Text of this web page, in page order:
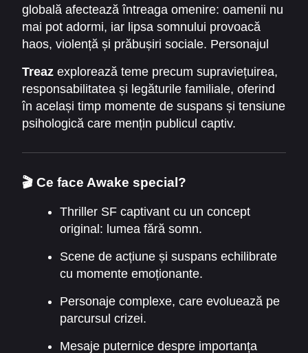
globală afectează întreaga omenire: oamenii nu
mai pot adormi, iar lipsa somnului provoacă
haos, violență și prăbușiri sociale. Personajul
proteja familia și a găsi o soluție înainte ca
lumea să se destrame complet.
Treaz explorează teme precum supraviețuirea,
responsabilitatea și legăturile familiale, oferind
în același timp momente de suspans și tensiune
psihologică care mențin publicul captiv.
🎬 Ce face Awake special?
Thriller SF captivant cu un concept
original: lumea fără somn.
Scene de acțiune și suspans echilibrate
cu momente emoționante.
Personaje complexe, care evoluează pe
parcursul crizei.
Mesaje puternice despre importanța